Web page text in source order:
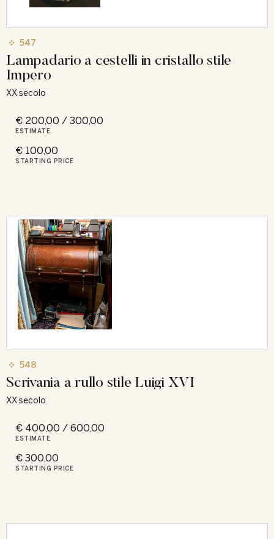
547
Lampadario a cestelli in cristallo stile
Impero
XX secolo
€ 200,00 / 300,00
ESTIMATE
€ 100,00
STARTING PRICE
548
Scrivania a rullo stile Luigi XVI
XX secolo
€ 400,00 / 600,00
ESTIMATE
€ 300,00
STARTING PRICE